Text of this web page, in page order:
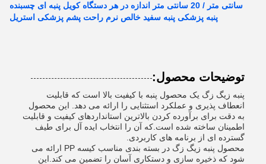
سانتی متر / 20 سانتی متر اندازه در هر دستگاه کویل پنبه ای چسبنده
پنبه پزشکی پنبه سفید خالص نرم راحت پشم پزشکی استریل
توضیحات محصول:
پنبه زیگ زگ یک محصول پنبه با کیفیت بالا است که قابلیت
انعطاف پذیری و عملکرد استثنایی را ارائه می دهد. این محصول
به دقت برای برآورده کردن بالاترین استانداردهای کیفیت و قابلیت
اطمینان ساخته شده است.که آن را انتخاب ایده آل برای طیف
گسترده ای از برنامه های کاربردی.
محصول پنبه زیگ زگ در بسته بندی مناسب کیسه PP ارائه می
شود که ذخیره سازی و دستکاری آسان را تضمین می کند.این